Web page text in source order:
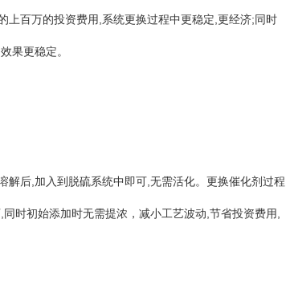
百万的投资费用,系统更换过程中更稳定,更经济;同时
果更稳定。
后,加入到脱硫系统中即可,无需活化。更换催化剂过程
时初始添加时无需提浓，减小工艺波动,节省投资费用,